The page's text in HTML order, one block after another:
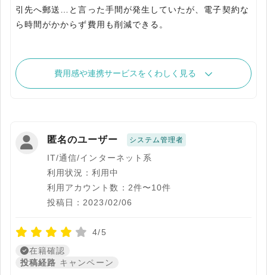
引先へ郵送…と言った手間が発生していたが、電子契約な
ら時間がかからず費用も削減できる。
費用感や連携サービスをくわしく見る
匿名のユーザー システム管理者
IT/通信/インターネット系
利用状況：利用中
利用アカウント数：2件〜10件
投稿日：2023/02/06
4/5
在籍確認
投稿経路 キャンペーン